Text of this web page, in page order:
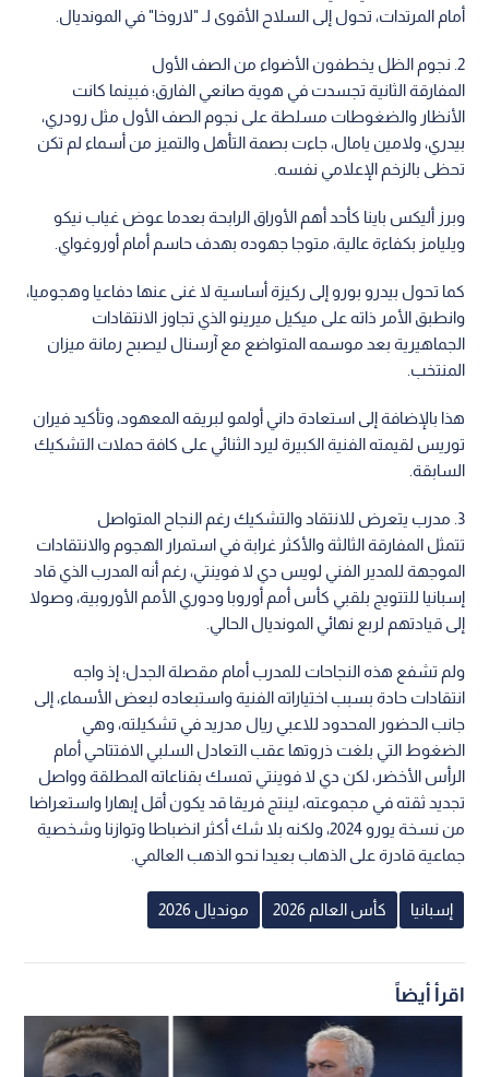
أمام المرتدات، تحول إلى السلاح الأقوى لـ "لاروخا" في المونديال.
2. نجوم الظل يخطفون الأضواء من الصف الأول
المفارقة الثانية تجسدت في هوية صانعي الفارق؛ فبينما كانت
الأنظار والضغوطات مسلطة على نجوم الصف الأول مثل رودري،
بيدري، ولامين يامال، جاءت بصمة التأهل والتميز من أسماء لم تكن
تحظى بالزخم الإعلامي نفسه.
وبرز أليكس باينا كأحد أهم الأوراق الرابحة بعدما عوض غياب نيكو
ويليامز بكفاءة عالية، متوجا جهوده بهدف حاسم أمام أوروغواي.
كما تحول بيدرو بورو إلى ركيزة أساسية لا غنى عنها دفاعيا وهجوميا،
وانطبق الأمر ذاته على ميكيل ميرينو الذي تجاوز الانتقادات
الجماهيرية بعد موسمه المتواضع مع آرسنال ليصبح رمانة ميزان
المنتخب.
هذا بالإضافة إلى استعادة داني أولمو لبريقه المعهود، وتأكيد فيران
توريس لقيمته الفنية الكبيرة ليرد الثنائي على كافة حملات التشكيك
السابقة.
3. مدرب يتعرض للانتقاد والتشكيك رغم النجاح المتواصل
تتمثل المفارقة الثالثة والأكثر غرابة في استمرار الهجوم والانتقادات
الموجهة للمدير الفني لويس دي لا فوينتي، رغم أنه المدرب الذي قاد
إسبانيا للتتويج بلقبي كأس أمم أوروبا ودوري الأمم الأوروبية، وصولا
إلى قيادتهم لربع نهائي المونديال الحالي.
ولم تشفع هذه النجاحات للمدرب أمام مقصلة الجدل؛ إذ واجه
انتقادات حادة بسبب اختياراته الفنية واستبعاده لبعض الأسماء، إلى
جانب الحضور المحدود للاعبي ريال مدريد في تشكيلته، وهي
الضغوط التي بلغت ذروتها عقب التعادل السلبي الافتتاحي أمام
الرأس الأخضر، لكن دي لا فوينتي تمسك بقناعاته المطلقة وواصل
تجديد ثقته في مجموعته، لينتج فريقا قد يكون أقل إبهارا واستعراضا
من نسخة يورو 2024، ولكنه بلا شك أكثر انضباطا وتوازنا وشخصية
جماعية قادرة على الذهاب بعيدا نحو الذهب العالمي.
إسبانيا كأس العالم 2026 مونديال 2026
اقرأ أيضاً